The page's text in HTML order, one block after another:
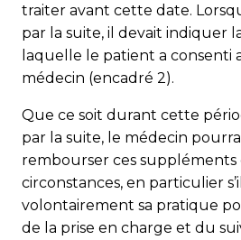
traiter avant cette date.
par la suite, il devait indiquer
laquelle le patient a consenti
médecin (encadré 2).
Que ce soit durant cette
par la suite, le médecin
rembourser ces suppléments
circonstances, en particulier
volontairement sa pratique
de la prise en charge et du